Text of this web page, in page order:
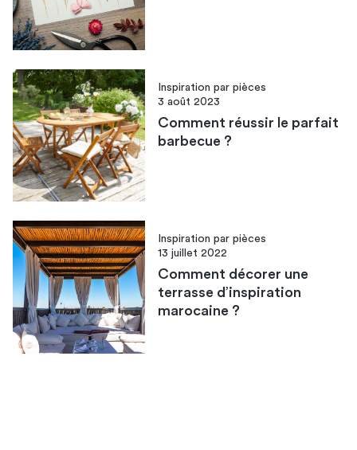
Inspiration par pièces
3 août 2023
Comment réussir le parfait
barbecue ?
Inspiration par pièces
13 juillet 2022
Comment décorer une
terrasse d’inspiration
marocaine ?